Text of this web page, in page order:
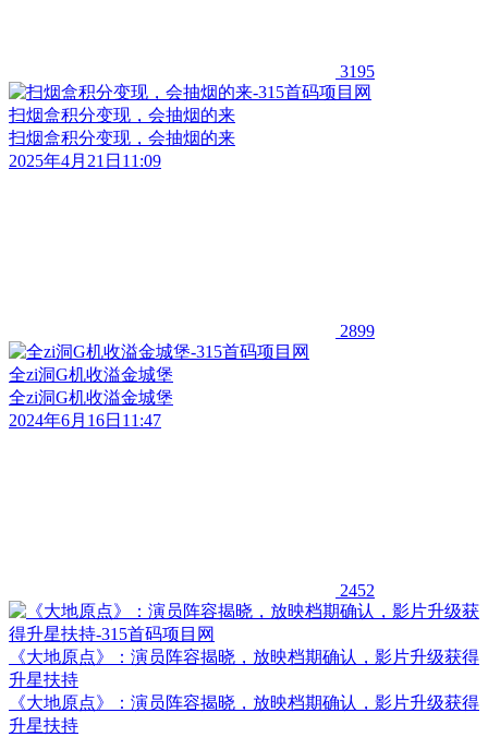
3195
扫烟盒积分变现，会抽烟的来
扫烟盒积分变现，会抽烟的来
2025年4月21日11:09
2899
全zi洞G机收溢金城堡
全zi洞G机收溢金城堡
2024年6月16日11:47
2452
《大地原点》：演员阵容揭晓，放映档期确认，影片升级获得
升星扶持
《大地原点》：演员阵容揭晓，放映档期确认，影片升级获得
升星扶持